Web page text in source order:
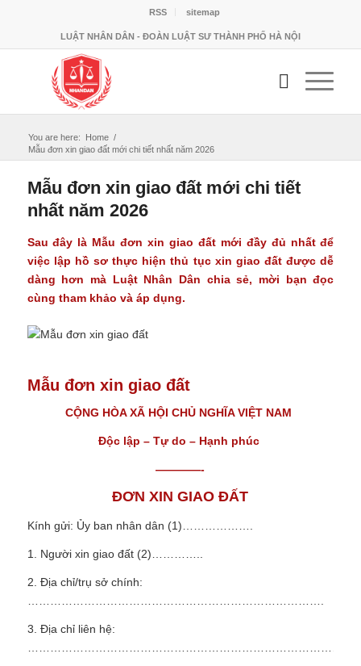
RSS sitemap
LUẬT NHÂN DÂN - ĐOÀN LUẬT SƯ THÀNH PHỐ HÀ NỘI
You are here: Home /
Mẫu đơn xin giao đất mới chi tiết nhất năm 2026
Mẫu đơn xin giao đất mới chi tiết
nhất năm 2026
Sau đây là Mẫu đơn xin giao đấtmới đầy đủ nhất để
việc lập hồ sơ thực hiện thủ tục xin giao đất được dễ
dàng hơn mà Luật Nhân Dân chia sẻ, mời bạn đọc
cùng tham khảo và áp dụng.
Mẫu đơn xin giao đất
CỘNG HÒA XÃ HỘI CHỦ NGHĨA VIỆT NAM
Độc lập – Tự do – Hạnh phúc
————-
ĐƠN XIN GIAO ĐẤT
Kính gửi: Ủy ban nhân dân (1)……………….
1. Người xin giao đất (2)…………..
2. Địa chỉ/trụ sở chính:
3. Địa chỉ liên hệ: